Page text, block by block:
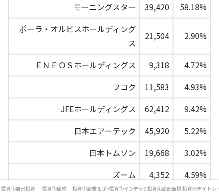
モーニングスター
39,420
58.18%
ポーラ・オルビスホールディング
ス
21,504 2.90%
ＥＮＥＯＳホールディングス 9,318
4.72%
フコク
11,583
4.93%
JFEホールディングス
62,412
9.42%
日本エアーテック
45,920
5.22%
日本トムソン
19,668
3.02%
ズーム
4,352
4.59%
投資①自己投資 投資②節約 投資②副業＆ポイ活投資③インデックス投資投資④高配当株投資⑤デイトレ